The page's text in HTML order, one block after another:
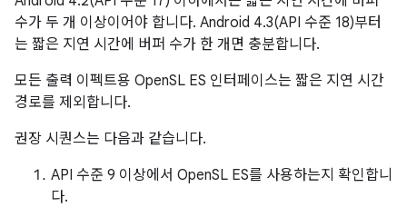
수가 두 개 이상이어야 합니다. Android 4.3(API 수준 18)부터
는 짧은 지연 시간에 버퍼 수가 한 개면 충분합니다.
모든 출력 이펙트용 OpenSL ES 인터페이스는 짧은 지연 시간
경로를 제외합니다.
권장 시퀀스는 다음과 같습니다.
API 수준 9 이상에서 OpenSL ES를 사용하는지 확인합니
다.